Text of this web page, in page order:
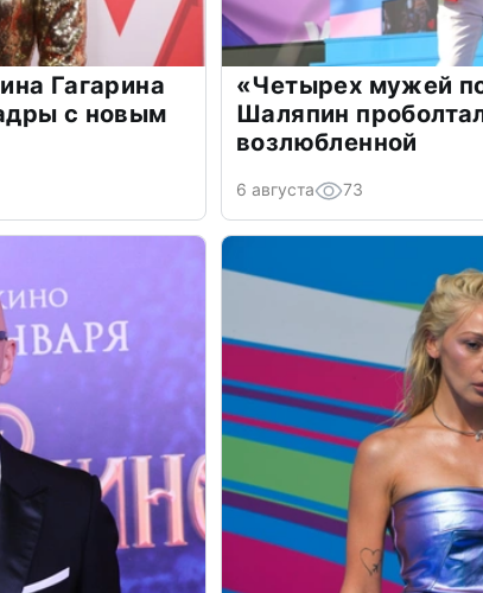
Гагарина
с новым
«Четырех мужей
Шаляпин
возлюбленной
6 августа 73